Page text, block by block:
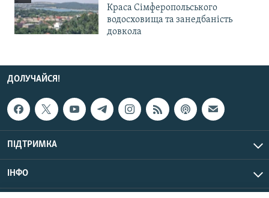
Краса Сімферопольського
водосховища та занедбаність
довкола
ДОЛУЧАЙСЯ!
ПІДТРИМКА
ІНФО